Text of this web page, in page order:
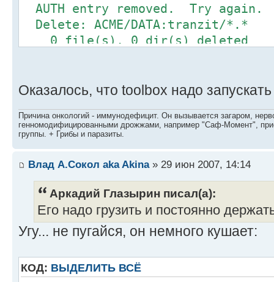
AUTH entry
Delete: ACME/
0 file(s), 0 dir(s)
Оказалось, что toolbox надо
Причина онкологий - иммунодефицит. Он вызывается загаром,
генномодифицированными дрожжами, например "Саф-Момент",
группы. + Грибы и паразиты.
Влад А.Сокол aka Akina» 29 июн 2007, 14:14
Аркадий Глазырин писал(а):
Его надо грузить и постоянно
Угу... не пугайся, он немного кушает:
КОД: ВЫДЕЛИТЬ ВСЁ